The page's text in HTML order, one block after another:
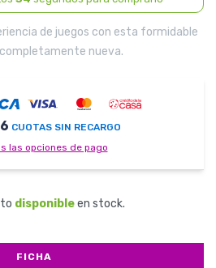
de juegos con esta formidable
completamente nueva.
6 CUOTAS SIN RECARGO
las opciones de pago
disponibleen stock.
FICHA
y Tiempo Libre
y Salud